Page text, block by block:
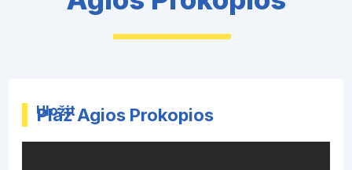
Uložit
Pláž Agios Prokopios